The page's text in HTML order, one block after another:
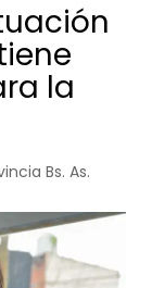
la
Bs. As.